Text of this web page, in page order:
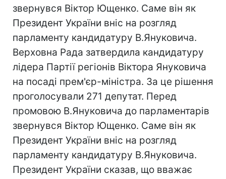
звернувся Віктор Ющенко. Саме він як
Президент України вніс на розгляд
парламенту кандидатуру В.Януковича.
Верховна Рада затвердила кандидатуру
лідера Партії регіонів Віктора Януковича
на посаді прем'єр-міністра. За це рішення
проголосували 271 депутат. Перед
промовою В.Януковича до парламентарів
звернувся Віктор Ющенко. Саме він як
Президент України вніс на розгляд
парламенту кандидатуру В.Януковича.
Президент України сказав, що вважає